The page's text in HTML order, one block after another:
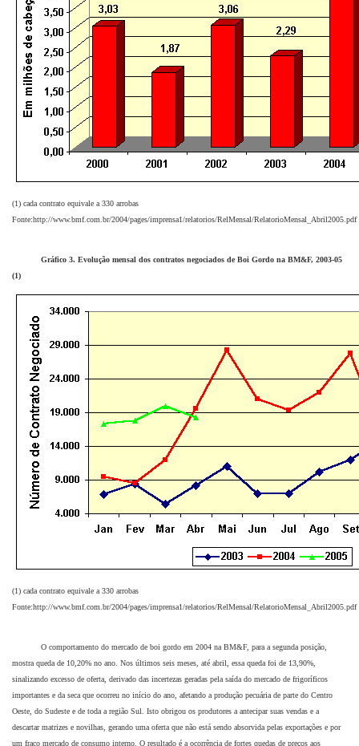
(1) cada contrato equivale a 330 arrobas
Fonte:http://www.bmf.com.br/2004/pages/imprensa1/relatorios/RelMensal/RelatorioMensal_Abril2005.pdf
Gráfico 3. Evolução mensal dos contratos negociados de Boi Gordo na BM&F, 2003-05
(1)
(1) cada contrato equivale a 330 arrobas
Fonte:http://www.bmf.com.br/2004/pages/imprensa1/relatorios/RelMensal/RelatorioMensal_Abril2005.pdf
O comportamento do mercado de boi gordo em 2004 na BM&F, para a segunda posição,
mostra queda de 10,20% no ano. Nos últimos seis meses, até abril, essa queda foi de 13,90%,
sinalizando excesso de oferta, derivado das incertezas geradas pela saída do mercado de frigoríficos
importantes e da seca que ocorreu no início do ano, afetando a produção pecuária de parte do Centro
Oeste, do Sudeste e de toda a região Sul. Isto obrigou os produtores a antecipar suas vendas e a
descartar matrizes e novilhas, gerando uma oferta que não está sendo absorvida pelas exportações e por
um fraco mercado de consumo interno. O resultado é a ocorrência de fortes quedas de preços aos